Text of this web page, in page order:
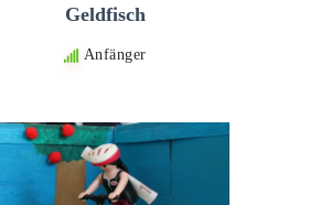
Geldfisch
Anfänger